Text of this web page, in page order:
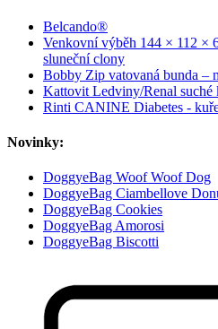
Belcando®
Venkovní výběh 144 × 112 ×
sluneční clony
Bobby Zip vatovaná bunda –
Kattovit Ledviny/Renal suché
Rinti CANINE Diabetes -
Novinky:
DoggyeBag Woof Woof Dog
DoggyeBag Ciambellove
DoggyeBag Cookies
DoggyeBag Amorosi
DoggyeBag Biscotti